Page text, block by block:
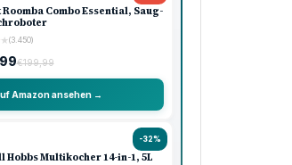
Combo Essential, Saug-
★(3.450)
€199,99
Amazon ansehen →
-32%
Hobbs Multikocher 14-in-1, 5L